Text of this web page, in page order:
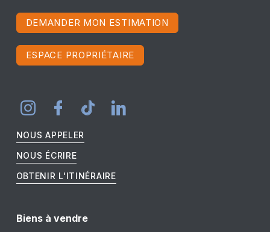
DEMANDER MON ESTIMATION
ESPACE PROPRIÉTAIRE
NOUS APPELER
NOUS ÉCRIRE
OBTENIR L'ITINÉRAIRE
Biens à vendre